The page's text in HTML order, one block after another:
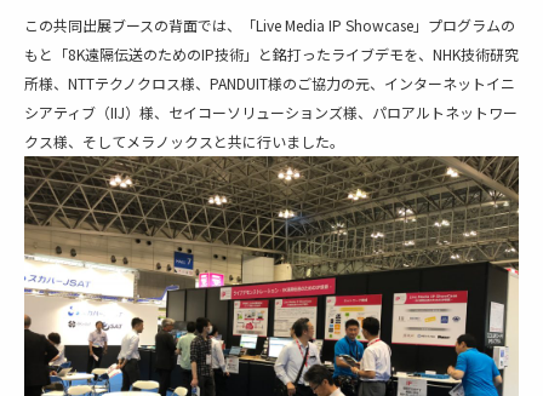
この共同出展ブースの背面では、「Live Media IP Showcase」プログラムの
もと「8K遠隔伝送のためのIP技術」と銘打ったライブデモを、NHK技術研究
所様、NTTテクノクロス様、PANDUIT様のご協力の元、 インターネットイニ
シアティブ （IIJ）様、セイコーソリューションズ様、パロアルトネットワー
クス様、そしてメラノックスと共に行いました。